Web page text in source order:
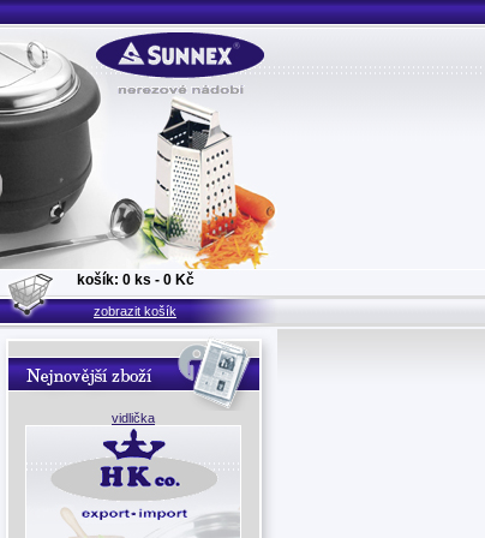
košík: 0 ks - 0 Kč
zobrazit košík
vidlička